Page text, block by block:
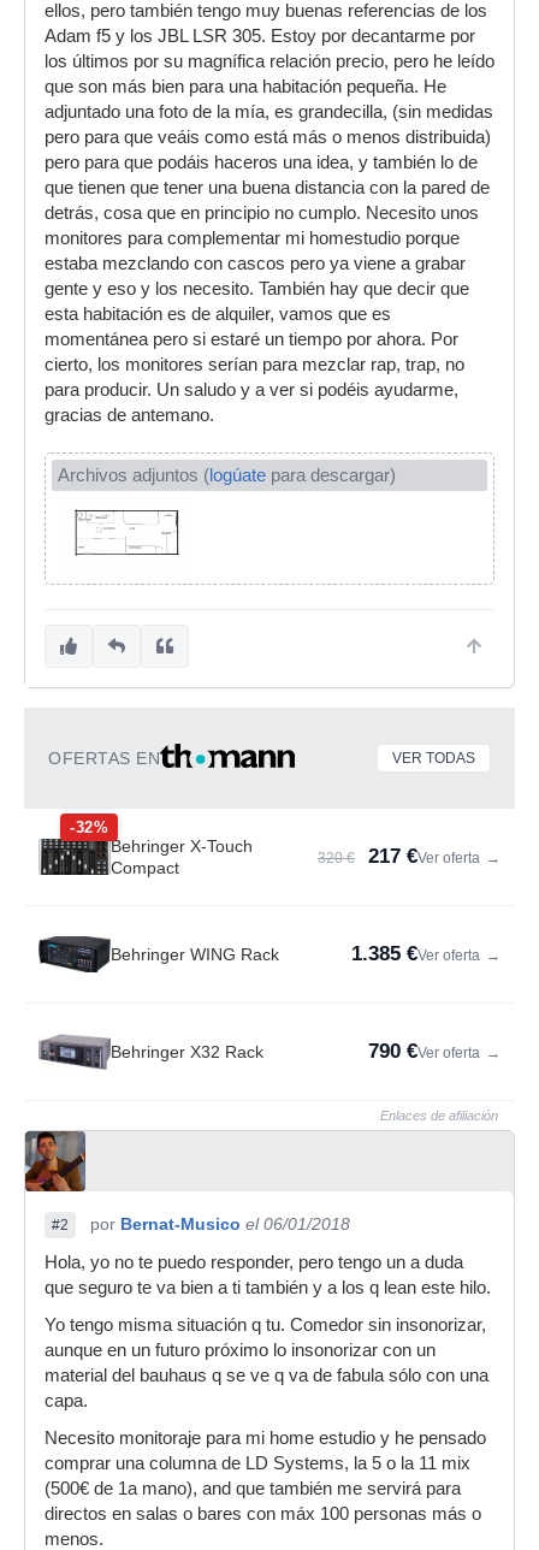
ellos, pero también tengo muy buenas referencias de los
Adam f5 y los JBL LSR 305. Estoy por decantarme por
los últimos por su magnífica relación precio, pero he leído
que son más bien para una habitación pequeña. He
adjuntado una foto de la mía, es grandecilla, (sin medidas
pero para que veáis como está más o menos distribuida)
pero para que podáis haceros una idea, y también lo de
que tienen que tener una buena distancia con la pared de
detrás, cosa que en principio no cumplo. Necesito unos
monitores para complementar mi homestudio porque
estaba mezclando con cascos pero ya viene a grabar
gente y eso y los necesito. También hay que decir que
esta habitación es de alquiler, vamos que es
momentánea pero si estaré un tiempo por ahora. Por
cierto, los monitores serían para mezclar rap, trap, no
para producir. Un saludo y a ver si podéis ayudarme,
gracias de antemano.
Archivos adjuntos (logúate para descargar)
OFERTAS EN VER TODAS
-32%
Behringer X-Touch
Compact
320 € 217 €Ver oferta →
Behringer WING Rack 1.385 €Ver oferta →
Behringer X32 Rack 790 €Ver oferta →
Enlaces de afiliación
#2 por Bernat-Musico el 06/01/2018
Hola, yo no te puedo responder, pero tengo un a duda
que seguro te va bien a ti también y a los q lean este hilo.
Yo tengo misma situación q tu. Comedor sin insonorizar,
aunque en un futuro próximo lo insonorizar con un
material del bauhaus q se ve q va de fabula sólo con una
capa.
Necesito monitoraje para mi home estudio y he pensado
comprar una columna de LD Systems, la 5 o la 11 mix
(500€ de 1a mano), and que también me servirá para
directos en salas o bares con máx 100 personas más o
menos.